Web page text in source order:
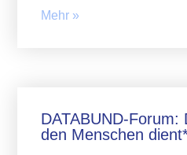
Mehr »
DATABUND-
den Menschen